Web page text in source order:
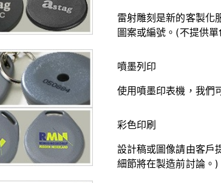
雷射雕刻是新的客製化
圖案或編號。(不提供
噴墨列印
使用噴墨印表機，我們
彩色印刷
設計稿或圖像請由客戶
細節將在製造前討論。)